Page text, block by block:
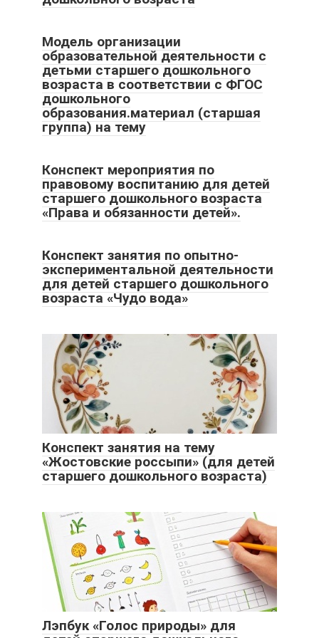
Модель организации
образовательной деятельности с
детьми старшего дошкольного
возраста в соответствии с ФГОС
дошкольного
образования.материал (старшая
группа) на тему
Конспект мероприятия по
правовому воспитанию для детей
старшего дошкольного возраста
«Права и обязанности детей».
Конспект занятия по опытно-
экспериментальной деятельности
для детей старшего дошкольного
возраста «Чудо вода»
Конспект занятия на тему
«Жостовские россыпи» (для детей
старшего дошкольного возраста)
Лэпбук «Голос природы» для